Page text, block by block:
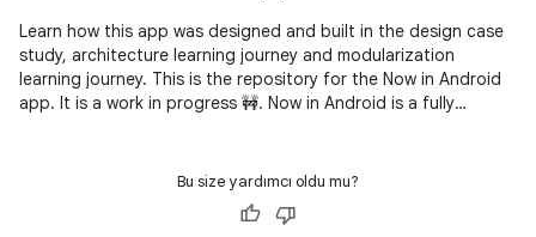
Learn how this app was designed and built in the design case
study, architecture learning journey and modularization
learning journey. This is the repository for the Now in Android
app. It is a work in progress 🚧. Now in Android is a fully
Bu size yardımcı oldu mu?